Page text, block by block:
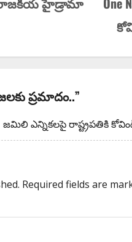
ప్రమాదం..”
జ‌మిలి ఎన్నిక‌ల‌పై రాష్ట్ర‌ప‌తికి
Required fields are